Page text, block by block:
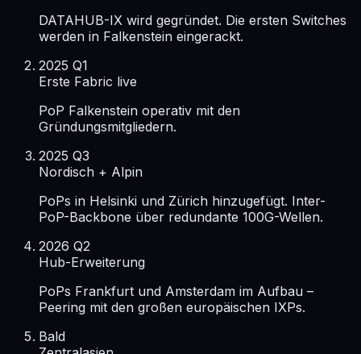
DATAHUB-IX wird gegründet. Die ersten Switches
werden in Falkenstein eingerackt.
2025 Q1
Erste Fabric live
PoP Falkenstein operativ mit den
Gründungsmitgliedern.
2025 Q3
Nordisch + Alpin
PoPs in Helsinki und Zürich hinzugefügt. Inter-
PoP-Backbone über redundante 100G-Wellen.
2026 Q2
Hub-Erweiterung
PoPs Frankfurt und Amsterdam im Aufbau –
Peering mit den großen europäischen IXPs.
Bald